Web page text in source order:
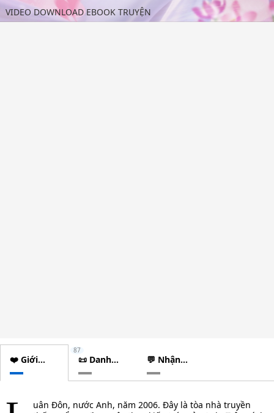
VIDEO DOWNLOAD EBOOK TRUYỆN
❤️ Giới
thiệu
📜 Danh
sách
chương
87
💬 Nhận
xét
uân Đôn, nước Anh, năm 2006. Đây là tòa nhà truyền